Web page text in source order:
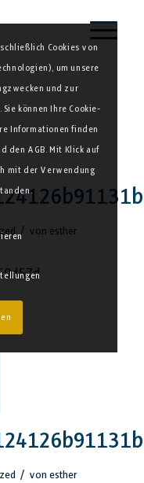
/ von esther
/ vonesther
Cookies von
um unsere
und zur
können Ihre Cookie-
Informationen finden
den AGB. Mit Klick auf
mit der Verwendung